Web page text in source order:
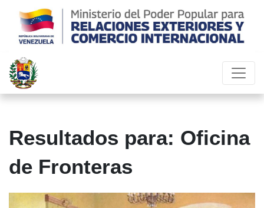
Resultados para: Oficina
de Fronteras